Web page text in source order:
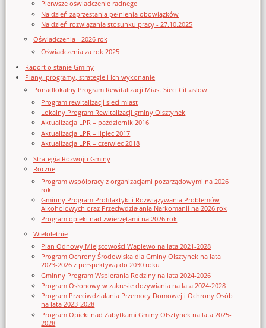
Pierwsze oświadczenie radnego
Na dzień zaprzestania pełnienia obowiązków
Na dzień rozwiązania stosunku pracy - 27.10.2025
Oświadczenia - 2026 rok
Oświadczenia za rok 2025
Raport o stanie Gminy
Plany, programy, strategie i ich wykonanie
Ponadlokalny Program Rewitalizacji Miast Sieci Cittaslow
Program rewitalizacji sieci miast
Lokalny Program Rewitalizacji gminy Olsztynek
Aktualizacja LPR – październik 2016
Aktualizacja LPR – lipiec 2017
Aktualizacja LPR – czerwiec 2018
Strategia Rozwoju Gminy
Roczne
Program współpracy z organizacjami pozarządowymi na 2026
rok
Gminny Program Profilaktyki i Rozwiązywania Problemów
Alkoholowych oraz Przeciwdziałania Narkomanii na 2026 rok
Program opieki nad zwierzętami na 2026 rok
Wieloletnie
Plan Odnowy Miejscowości Waplewo na lata 2021-2028
Program Ochrony Środowiska dla Gminy Olsztynek na lata
2023-2026 z perspektywą do 2030 roku
Gminny Program Wspierania Rodziny na lata 2024-2026
Program Osłonowy w zakresie dożywiania na lata 2024-2028
Program Przeciwdziałania Przemocy Domowej i Ochrony Osób
na lata 2023-2028
Program Opieki nad Zabytkami Gminy Olsztynek na lata 2025-
2028